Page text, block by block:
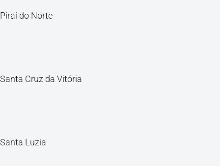
Piraí do Norte
Santa Cruz da Vitória
Santa Luzia